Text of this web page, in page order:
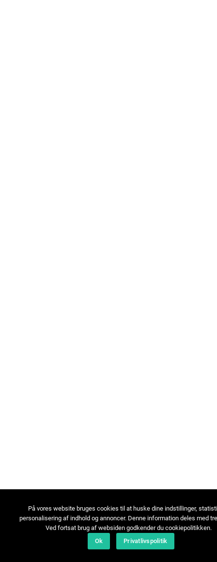
På vores website bruges cookies til at huske dine indstillinger,
personalisering af indhold og annoncer. Denne information deles med
Ved fortsat brug af websiden godkender du cookiepolitikken.
Ok
Privatlivspolitik